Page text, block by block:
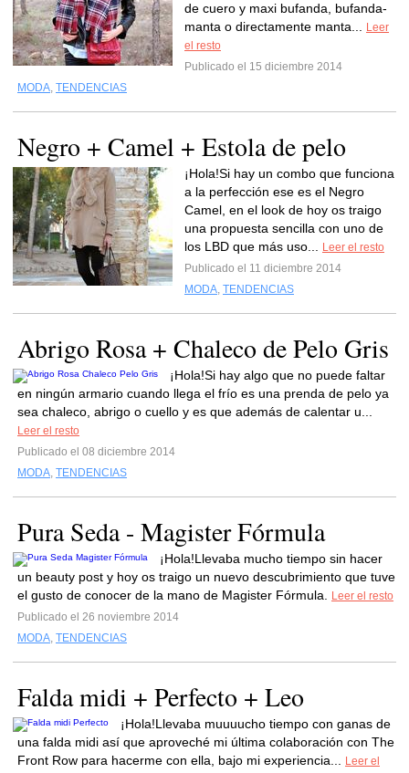
de cuero y maxi bufanda, bufanda-
manta o directamente manta...
Leer
el resto
Publicado el 15 diciembre 2014
MODA, TENDENCIAS
Negro + Camel + Estola de pelo
¡Hola!Si hay un combo que funciona
a la perfección ese es el Negro
Camel, en el look de hoy os traigo
una propuesta sencilla con uno de
los LBD que más uso...
Leer el resto
Publicado el 11 diciembre 2014
MODA, TENDENCIAS
Abrigo Rosa + Chaleco de Pelo Gris
¡Hola!Si hay algo que no puede faltar
en ningún armario cuando llega el frío es una prenda de pelo ya
sea chaleco, abrigo o cuello y es que además de calentar u...
Leer el resto
Publicado el 08 diciembre 2014
MODA, TENDENCIAS
Pura Seda - Magister Fórmula
¡Hola!Llevaba mucho tiempo sin hacer
un beauty post y hoy os traigo un nuevo descubrimiento que tuve
el gusto de conocer de la mano de Magister Fórmula.
Leer el resto
Publicado el 26 noviembre 2014
MODA, TENDENCIAS
Falda midi + Perfecto + Leo
¡Hola!Llevaba muuuucho tiempo con ganas de
una falda midi así que aproveché mi última colaboración con The
Front Row para hacerme con ella, bajo mi experiencia...
Leer el